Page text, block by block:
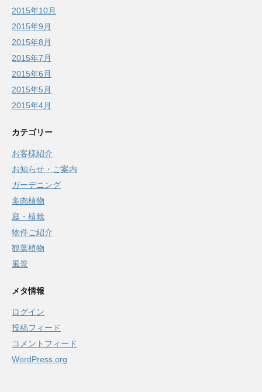
2015年10月
2015年9月
2015年8月
2015年7月
2015年6月
2015年5月
2015年4月
カテゴリー
お客様紹介
お知らせ・ご案内
ガーデニング
多肉植物
庭・植栽
物件ご紹介
観葉植物
風景
メタ情報
ログイン
投稿フィード
コメントフィード
WordPress.org